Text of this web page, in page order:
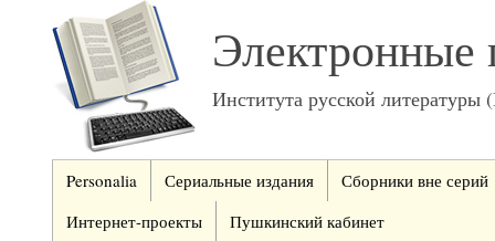
Электронные
Института русской
Personalia Сериальные издания
Сборники вне серий
Интернет-проекты
Пушкинский кабинет